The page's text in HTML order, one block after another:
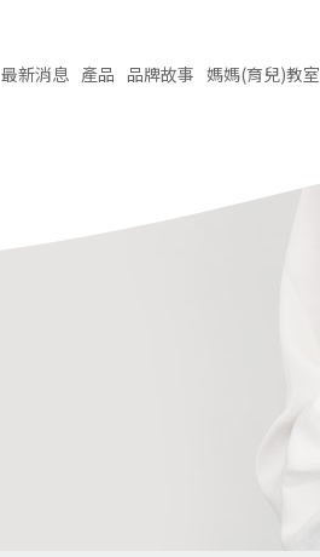
最新消息 產品 品牌故事 媽媽(育兒)教室